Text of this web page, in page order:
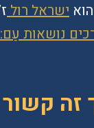
ישראל רול
נושאות